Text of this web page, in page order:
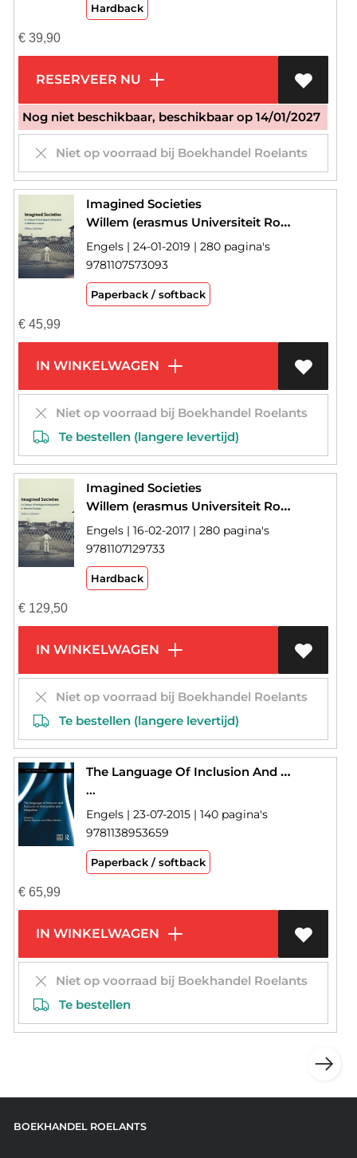
Hardback
€39,90
RESERVEER NU
Nog niet beschikbaar, beschikbaar op 14/01/2027
Niet op voorraad bij Boekhandel Roelants
Imagined Societies
Willem (erasmus Universiteit Rotterdam) Schinkel
Engels | 24-01-2019 | 280 pagina's
9781107573093
Paperback / softback
€45,99
IN WINKELWAGEN
Niet op voorraad bij Boekhandel Roelants
Te bestellen (langere levertijd)
Imagined Societies
Willem (erasmus Universiteit Rotterdam) Schinkel
Engels | 16-02-2017 | 280 pagina's
9781107129733
Hardback
€129,50
IN WINKELWAGEN
Niet op voorraad bij Boekhandel Roelants
Te bestellen (langere levertijd)
The Language Of Inclusion And Exclusion In Immigration And Integration
...
Engels | 23-07-2015 | 140 pagina's
9781138953659
Paperback / softback
€65,99
IN WINKELWAGEN
Niet op voorraad bij Boekhandel Roelants
Te bestellen
BOEKHANDEL ROELANTS